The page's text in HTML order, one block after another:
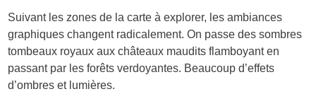
Suivant les zones de la carte à explorer, les ambiances
graphiques changent radicalement. On passe des sombres
tombeaux royaux aux châteaux maudits flamboyant en
passant par les forêts verdoyantes. Beaucoup d’effets
d’ombres et lumières.